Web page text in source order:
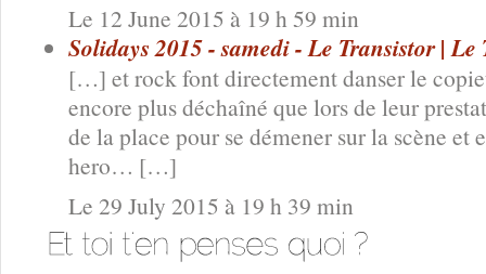
Le 12 June 2015 à 19 h 59 min
Solidays 2015 - samedi - Le Transistor | Le
[…] et rock font directement danser le
encore plus déchaîné que lors de leur
de la place pour se démener sur la scène et
hero… […]
Le 29 July 2015 à 19 h 39 min